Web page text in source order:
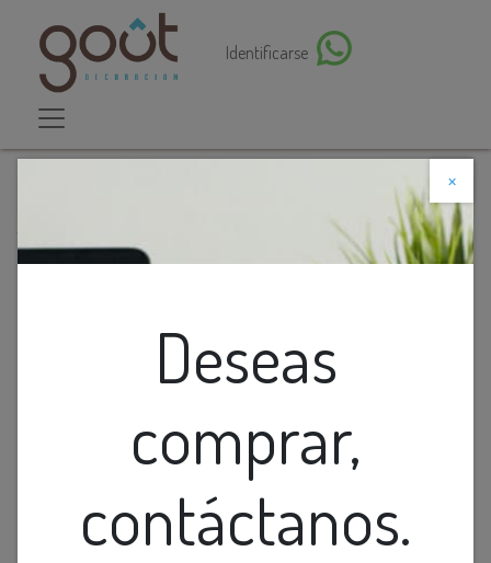
Identificarse
×
Deseas
comprar,
contáctanos.
Descuento web
Lamp. Colg. 1L E27 Red. Alum. Negro+Blanco